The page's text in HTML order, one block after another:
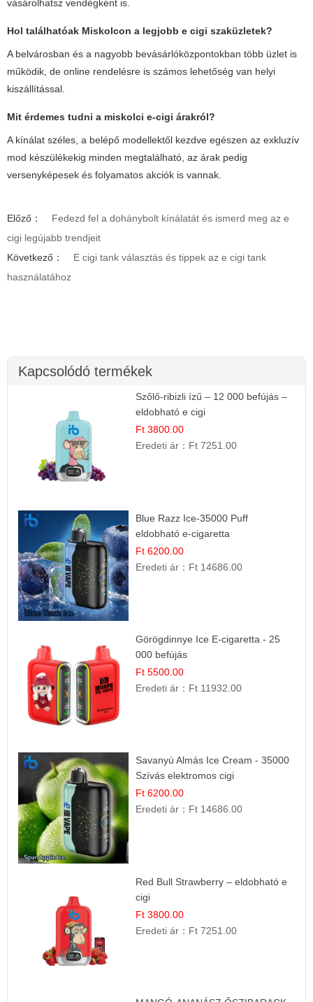
vásárolhatsz vendégként is.
Hol találhatóak Miskolcon a legjobb e cigi szaküzletek?
A belvárosban és a nagyobb bevásárlóközpontokban több üzlet is
működik, de online rendelésre is számos lehetőség van helyi
kiszállítással.
Mit érdemes tudni a miskolci e-cigi árakról?
A kínálat széles, a belépő modellektől kezdve egészen az exkluzív
mod készülékekig minden megtalálható, az árak pedig
versenyképesek és folyamatos akciók is vannak.
Előző：
Fedezd fel a dohánybolt kínálatát és ismerd meg az e
cigi legújabb trendjeit
Következő：
E cigi tank választás és tippek az e cigi tank
használatához
Kapcsolódó termékek
Szőlő-ribizli ízű – 12 000 befújás –
eldobható e cigi
Ft 3800.00
Eredeti ár： Ft 7251.00
Blue Razz Ice-35000 Puff
eldobható e-cigaretta
Ft 6200.00
Eredeti ár： Ft 14686.00
Görögdinnye Ice E-cigaretta - 25
000 befújás
Ft 5500.00
Eredeti ár： Ft 11932.00
Savanyú Almás Ice Cream - 35000
Szívás elektromos cigi
Ft 6200.00
Eredeti ár： Ft 14686.00
Red Bull Strawberry – eldobható e
cigi
Ft 3800.00
Eredeti ár： Ft 7251.00